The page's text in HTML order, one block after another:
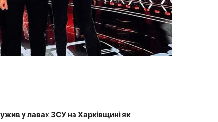
у лавах ЗСУ на Харківщині як